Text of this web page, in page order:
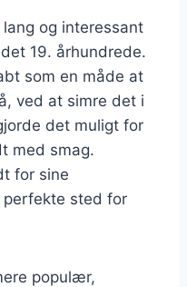
og interessant
19. århundrede.
som en måde at
ved at simre det i
det muligt for
med smag.
for sine
sted for
populær,